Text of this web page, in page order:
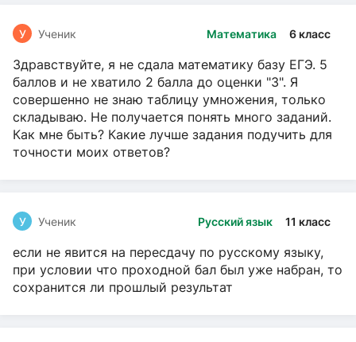
Математика 6 класс
У Ученик
Здравствуйте, я не сдала математику базу ЕГЭ. 5
баллов и не хватило 2 балла до оценки "3". Я
совершенно не знаю таблицу умножения, только
складываю. Не получается понять много заданий.
Как мне быть? Какие лучше задания подучить для
точности моих ответов?
Русский язык 11 класс
У Ученик
если не явится на пересдачу по русскому языку,
при условии что проходной бал был уже набран, то
сохранится ли прошлый результат